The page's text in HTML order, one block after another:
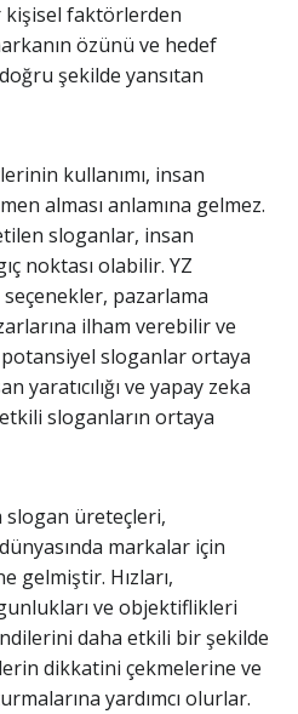
kişisel faktörlerden
özünü ve hedef
şekilde yansıtan
kullanımı, insan
alması anlamına gelmez.
sloganlar, insan
noktası olabilir. YZ
pazarlama
ilham verebilir ve
sloganlar ortaya
yaratıcılığı ve yapay zeka
sloganların ortaya
slogan üreteçleri,
markalar için
gelmiştir. Hızları,
ve objektiflikleri
daha etkili bir şekilde
dikkatini çekmelerine ve
yardımcı olurlar.